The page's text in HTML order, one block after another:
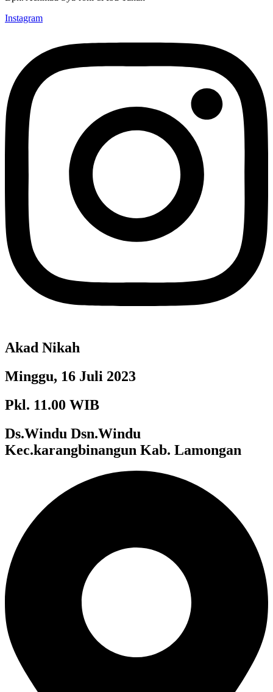
Instagram
Akad Nikah
Minggu, 16 Juli 2023
Pkl. 11.00 WIB
Ds.Windu Dsn.Windu
Kec.karangbinangun Kab. Lamongan